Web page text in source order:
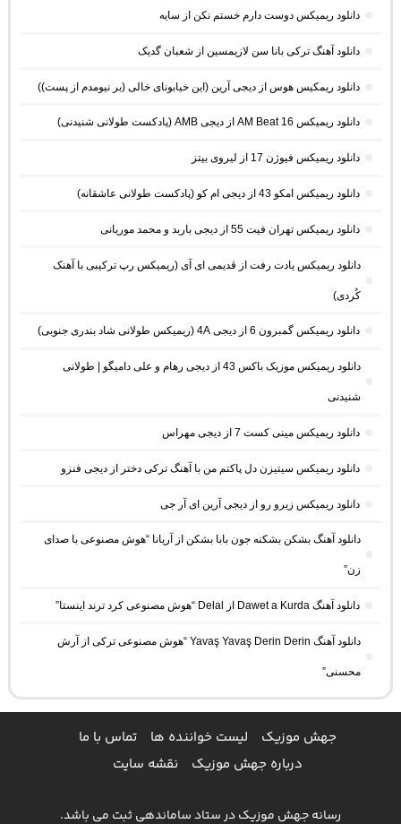
دانلود ریمیکس دوست دارم خستم نکن از سایه
دانلود آهنگ ترکی بانا سن لازیمسین از شعبان گدیک
دانلود ریمکیس هوس از دیجی آرین (این خیابونای خالی (بر نیومدم از پست))
دانلود ریمیکس AM Beat 16 از دیجی AMB (پادکست طولانی شنیدنی)
دانلود ریمیکس فیوژن 17 از لیروی بیتز
دانلود ریمیکس امکو 43 از دیجی ام کو (پادکست طولانی عاشقانه)
دانلود ریمیکس تهران فیت 55 از دیجی باربد و محمد موریانی
دانلود ریمیکس یادت رفت از قدیمی ای آی (ریمیکس رپ ترکیبی با آهنک
کُردی)
دانلود ریمیکس گمبرون 6 از دیجی 4A (ریمیکس طولانی شاد بندری جنوبی)
دانلود ریمیکس موزیک باکس 43 از دیجی رهام و علی دامیگو | طولانی
شنیدنی
دانلود ریمیکس مینی کست 7 از دیجی مهراس
دانلود ریمیکس سیتیزن دل پاکتم من با آهنگ ترکی دختر از دیجی فنزو
دانلود ریمیکس زیرو رو از دیجی آرین ای آر جی
دانلود آهنگ بشکن بشکنه جون بابا بشکن از آریانا “هوش مصنوعی با صدای
زن”
دانلود آهنگ Dawet a Kurda از Delal “هوش مصنوعی کرد ترند اینستا”
دانلود آهنگ Yavaş Yavaş Derin Derin “هوش مصنوعی ترکی از آرش
محسنی”
جهش موزیک لیست خواننده ها
تماس با ما
درباره جهش موزیک
نقشه سایت
رسانه جهش موزیک در ستاد ساماندهی ثبت می باشد.